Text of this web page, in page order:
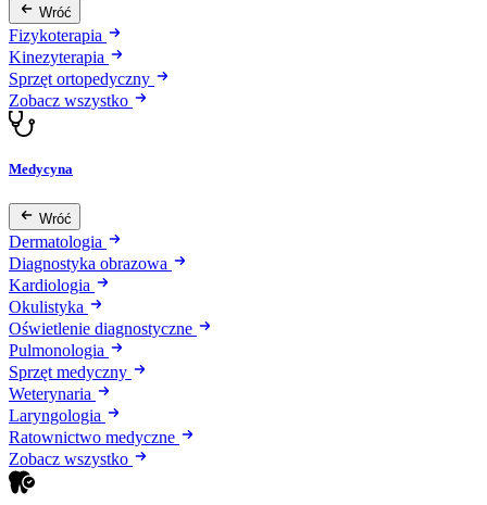
Wróć
Fizykoterapia
Kinezyterapia
Sprzęt ortopedyczny
Zobacz wszystko
Medycyna
Wróć
Dermatologia
Diagnostyka obrazowa
Kardiologia
Okulistyka
Oświetlenie diagnostyczne
Pulmonologia
Sprzęt medyczny
Weterynaria
Laryngologia
Ratownictwo medyczne
Zobacz wszystko